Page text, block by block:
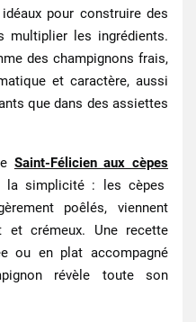
pour construire des
multiplier les ingrédients.
des champignons frais,
et caractère, aussi
que dans des assiettes
Saint‑Félicien aux cèpes
la simplicité : les cèpes
poêlés, viennent
et crémeux. Une recette
ou en plat accompagné
révèle toute son